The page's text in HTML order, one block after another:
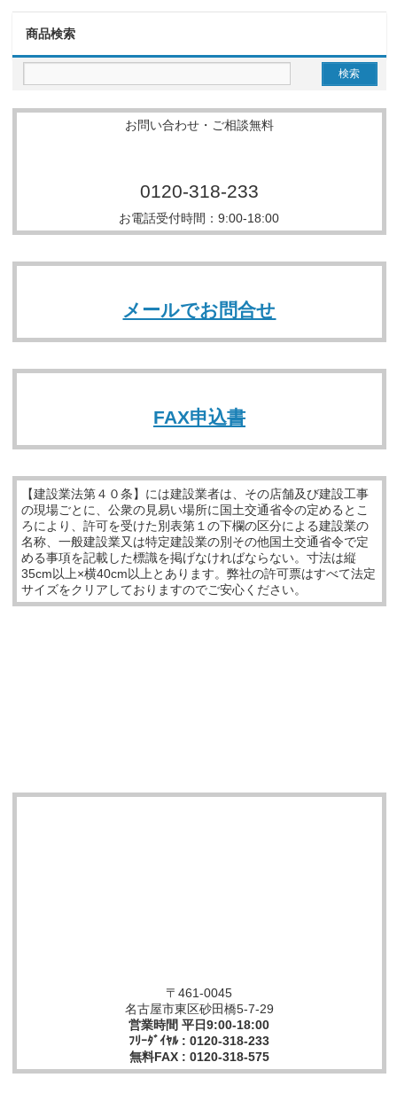
商品検索
お問い合わせ・ご相談無料
0120-318-233
お電話受付時間：9:00-18:00
メールでお問合せ
FAX申込書
【建設業法第４０条】には建設業者は、その店舗及び建設工事
の現場ごとに、公衆の見易い場所に国土交通省令の定めるとこ
ろにより、許可を受けた別表第１の下欄の区分による建設業の
名称、一般建設業又は特定建設業の別その他国土交通省令で定
める事項を記載した標識を掲げなければならない。寸法は縦
35cm以上×横40cm以上とあります。弊社の許可票はすべて法定
サイズをクリアしておりますのでご安心ください。
〒461-0045
名古屋市東区砂田橋5-7-29
営業時間 平日9:00-18:00
ﾌﾘｰﾀﾞｲﾔﾙ : 0120-318-233
無料FAX : 0120-318-575